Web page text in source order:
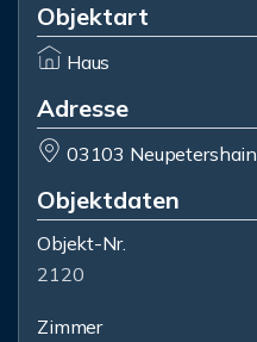
Objektart
Haus
Adresse
03103 Neupetershain
Objektdaten
Objekt-Nr.
2120
Zimmer